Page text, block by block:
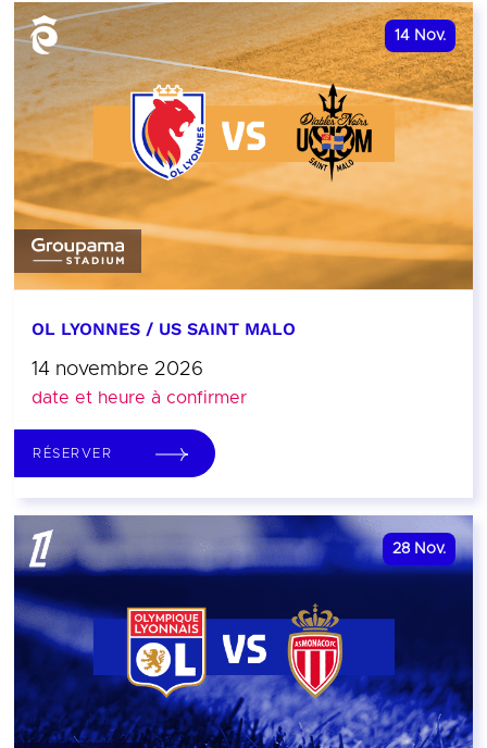
14 Nov.
OL LYONNES / US SAINT MALO
14 novembre 2026
date et heure à confirmer
RÉSERVER
28 Nov.